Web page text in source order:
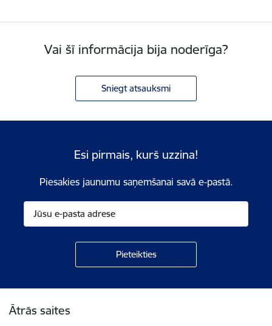
Vai šī informācija bija noderīga?
Sniegt atsauksmi
Esi pirmais, kurš uzzina!
Piesakies jaunumu saņemšanai savā e-pastā.
Ātrās saites